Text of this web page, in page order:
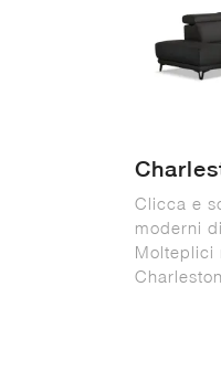
Clicca e
moderni
Molteplici